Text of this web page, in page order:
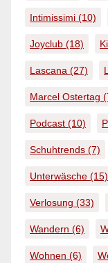
Intimissimi (10)
Joyclub (18)
Lascana (27)
Marcel Ostertag
Podcast (10)
Schuhtrends (7)
Unterwäsche (15)
Verlosung (33)
Wandern (6)
Wohnen (6)